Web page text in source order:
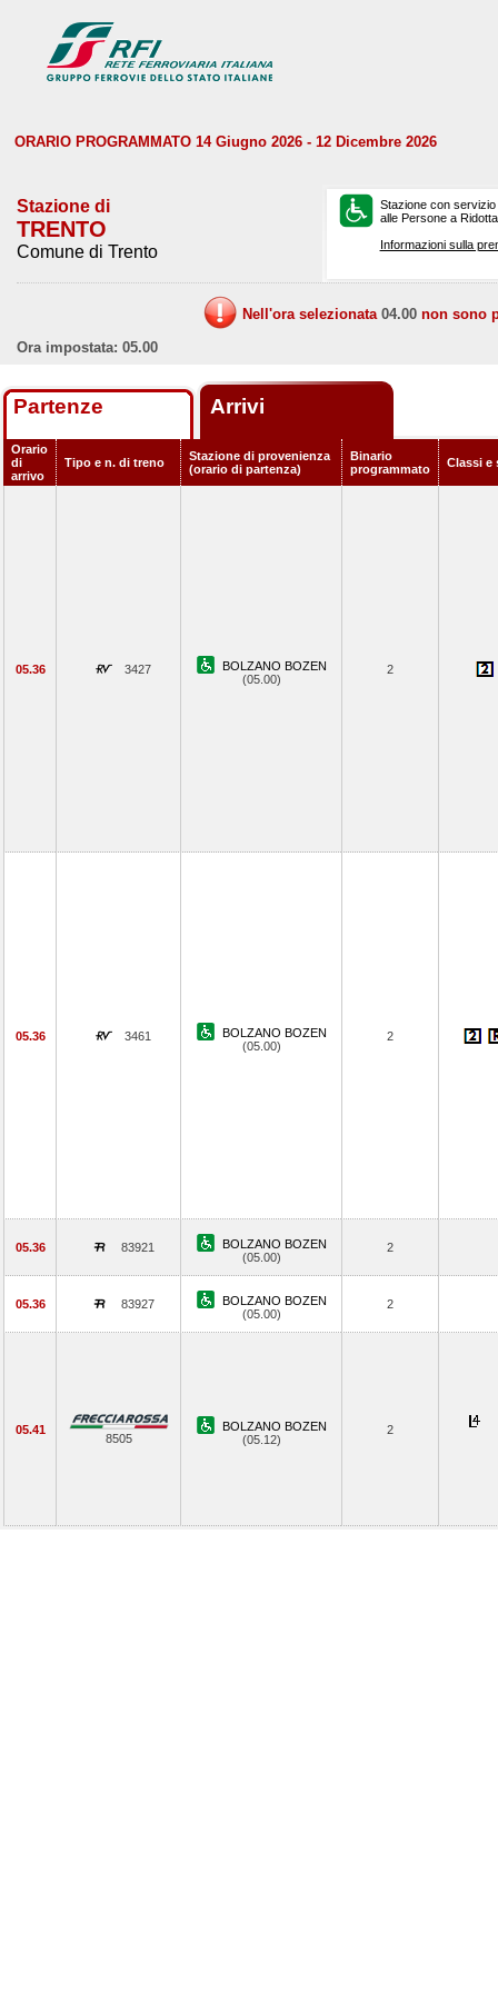
ORARIO PROGRAMMATO 14 Giugno 2026 - 12 Dicembre 2026
Stazione di
TRENTO
Comune di Trento
Stazione con
alle Persone a
Informazioni sulla
Nell'ora selezionata 04.00 non sono
Ora impostata: 05.00
Partenze Arrivi
Orario
di
arrivo
Tipo e n. di treno
Stazione di provenienza
(orario di partenza)
Binario
programmato
Classi e
05.36 3427
BOLZANO BOZEN
(05.00)
2
05.36 3461
BOLZANO BOZEN
(05.00)
2
05.36 83921
BOLZANO BOZEN
(05.00)
2
05.36 83927
BOLZANO BOZEN
(05.00)
2
05.41
8505
BOLZANO BOZEN
(05.12)
2